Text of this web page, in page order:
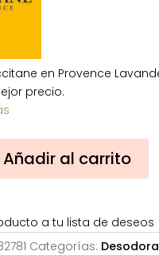
en Provence
precio.
Añadir al carrito
a tu lista de deseos
Categorías: